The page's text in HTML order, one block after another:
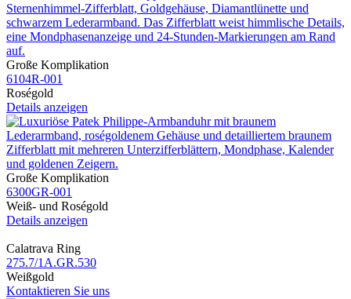
Große Komplikation
6104R​-001
Roségold
Details anzeigen
Große Komplikation
6300GR​-001
Weiß- und Roségold
Details anzeigen
Calatrava Ring
275.7​/1A.GR.530
Weißgold
Kontaktieren Sie uns